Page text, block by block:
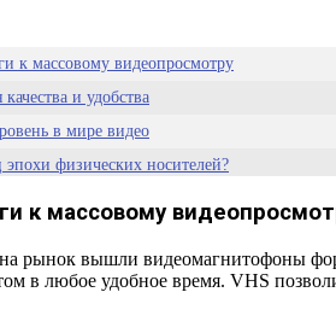
к массовому видеопросмотру
и удобства
в мире видео
физических носителей?
к массовому
рынок вышли видеомагнитофоны
в любое удобное время. VHS